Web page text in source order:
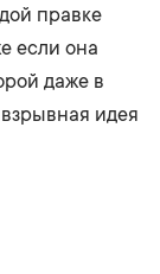
правке
если она
даже в
идея